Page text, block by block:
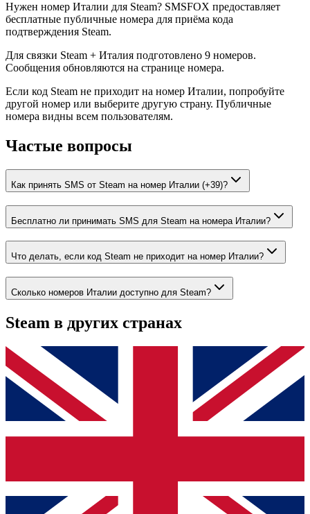
Нужен номер Италии для Steam? SMSFOX предоставляет
бесплатные публичные номера для приёма кода
подтверждения Steam.
Для связки Steam + Италия подготовлено 9 номеров.
Сообщения обновляются на странице номера.
Если код Steam не приходит на номер Италии, попробуйте
другой номер или выберите другую страну. Публичные
номера видны всем пользователям.
Частые вопросы
Как принять SMS от Steam на номер Италии (+39)?
Бесплатно ли принимать SMS для Steam на номера Италии?
Что делать, если код Steam не приходит на номер Италии?
Сколько номеров Италии доступно для Steam?
Steam в других странах